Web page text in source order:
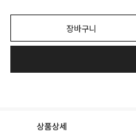
장바구니
상품상세